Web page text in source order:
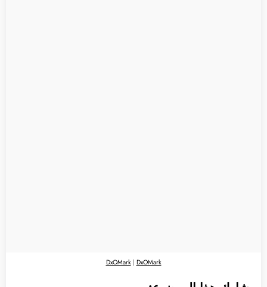
DxOMark| DxOMark